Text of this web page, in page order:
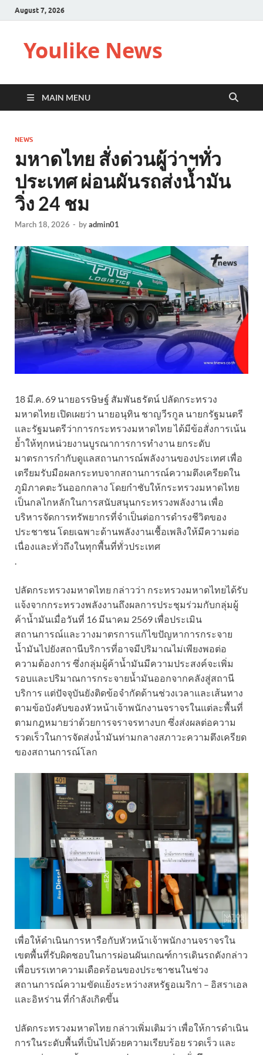
August 7, 2026
Youlike News
MAIN MENU
NEWS
มหาดไทย สั่งด่วนผู้ว่าฯทั่ว
ประเทศ ผ่อนผันรถส่งน้ำมัน
วิ่ง 24 ชม
March 18, 2026 - byadmin01
18 มี.ค. 69 นายอรรษิษฐ์ สัมพันธรัตน์ ปลัดกระทรวง
มหาดไทย เปิดเผยว่า นายอนุทิน ชาญวีรกูล นายกรัฐมนตรี
และรัฐมนตรีว่าการกระทรวงมหาดไทย ได้มีข้อสั่งการเน้น
ย้ำให้ทุกหน่วยงานบูรณาการการทำงาน ยกระดับ
มาตรการกำกับดูแลสถานการณ์พลังงานของประเทศ เพื่อ
เตรียมรับมือผลกระทบจากสถานการณ์ความตึงเครียดใน
ภูมิภาคตะวันออกกลาง โดยกำชับให้กระทรวงมหาดไทย
เป็นกลไกหลักในการสนับสนุนกระทรวงพลังงาน เพื่อ
บริหารจัดการทรัพยากรที่จำเป็นต่อการดำรงชีวิตของ
ประชาชน โดยเฉพาะด้านพลังงานเชื้อเพลิงให้มีความต่อ
เนื่องและทั่วถึงในทุกพื้นที่ทั่วประเทศ
.
ปลัดกระทรวงมหาดไทย กล่าวว่า กระทรวงมหาดไทยได้รับ
แจ้งจากกระทรวงพลังงานถึงผลการประชุมร่วมกับกลุ่มผู้
ค้าน้ำมันเมื่อวันที่ 16 มีนาคม 2569 เพื่อประเมิน
สถานการณ์และวางมาตรการแก้ไขปัญหาการกระจาย
น้ำมันไปยังสถานีบริการที่อาจมีปริมาณไม่เพียงพอต่อ
ความต้องการ ซึ่งกลุ่มผู้ค้าน้ำมันมีความประสงค์จะเพิ่ม
รอบและปริมาณการกระจายน้ำมันออกจากคลังสู่สถานี
บริการ แต่ปัจจุบันยังติดข้อจำกัดด้านช่วงเวลาและเส้นทาง
ตามข้อบังคับของหัวหน้าเจ้าพนักงานจราจรในแต่ละพื้นที่
ตามกฎหมายว่าด้วยการจราจรทางบก ซึ่งส่งผลต่อความ
รวดเร็วในการจัดส่งน้ำมันท่ามกลางสภาวะความตึงเครียด
ของสถานการณ์โลก
เพื่อให้ดำเนินการหารือกับหัวหน้าเจ้าพนักงานจราจรใน
เขตพื้นที่รับผิดชอบในการผ่อนผันเกณฑ์การเดินรถดังกล่าว
เพื่อบรรเทาความเดือดร้อนของประชาชนในช่วง
สถานการณ์ความขัดแย้งระหว่างสหรัฐอเมริกา – อิสราเอล
และอิหร่าน ที่กำลังเกิดขึ้น
ปลัดกระทรวงมหาดไทย กล่าวเพิ่มเติมว่า เพื่อให้การดำเนิน
การในระดับพื้นที่เป็นไปด้วยความเรียบร้อย รวดเร็ว และ